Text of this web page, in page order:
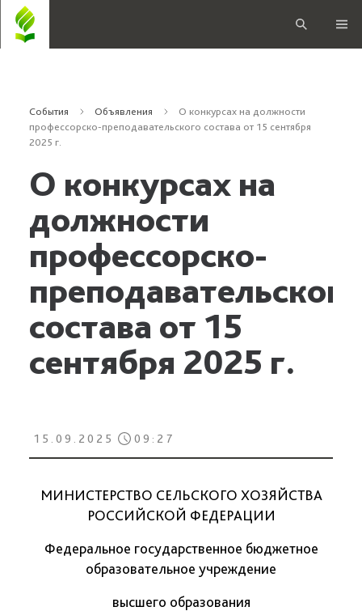
События Объявления
О конкурсах на должности
профессорско-преподавательского состава от 15 сентября
2025 г.
О конкурсах на
должности
профессорско-
преподавательского
состава от 15
сентября 2025 г.
15.09.2025 09:27
МИНИСТЕРСТВО СЕЛЬСКОГО ХОЗЯЙСТВА
РОССИЙСКОЙ ФЕДЕРАЦИИ
Федеральное государственное бюджетное
образовательное учреждение
высшего образования